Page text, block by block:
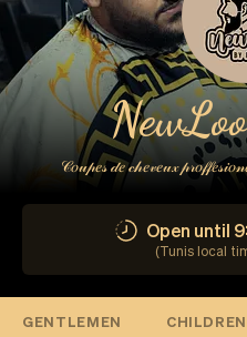
𝒞𝑜𝓊𝓅𝑒𝓈 𝒹𝑒 𝒸𝒽𝑒𝓋𝑒𝓊𝓍
Open until
(Tunis local
GENTLEMEN CHILDREN